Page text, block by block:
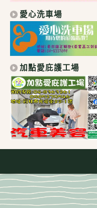
愛心洗車場
加點愛庇護工場